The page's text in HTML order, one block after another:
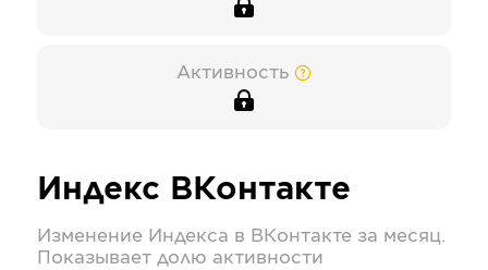
Активность
Индекс ВКонтакте
Изменение Индекса в ВКонтакте за месяц.
Показывает долю активности